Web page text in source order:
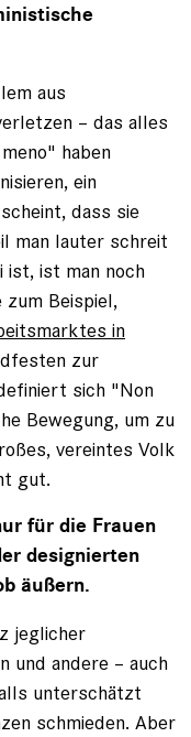
aus
– das alles
haben
ein
dass sie
man lauter schreit
ist, ist man noch
Beispiel,
in
zur
sich "Non
Bewegung, um zu
vereintes Volk
gut.
für die Frauen
designierten
äußern.
jeglicher
und andere – auch
unterschätzt
schmieden. Aber